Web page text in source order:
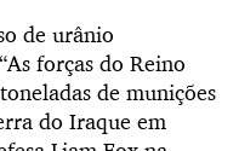
de urânio
forças do Reino
de munições
do Iraque em